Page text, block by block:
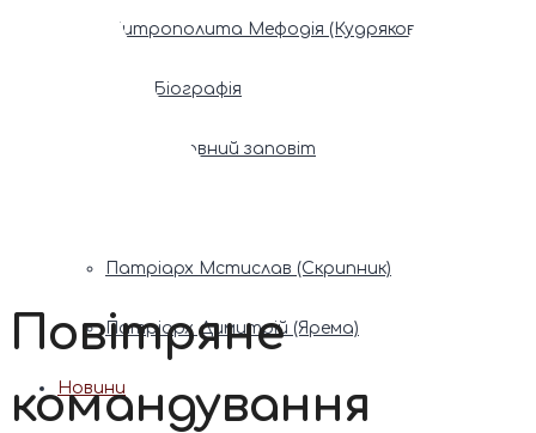
Митрополита Мефодія (Кудрякова)
Біографія
Духовний заповіт
Патріарх Мстислав (Скрипник)
Патріарх Димитрій (Ярема)
Новини
Повітряне
командування